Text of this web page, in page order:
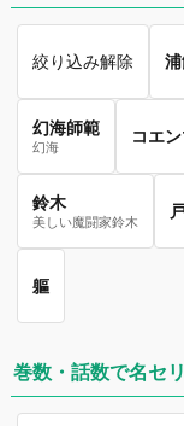
絞り込み解除
幻海師範
幻海
コエ
鈴木
美しい魔闘家鈴木
軀
巻数・話数で名セ